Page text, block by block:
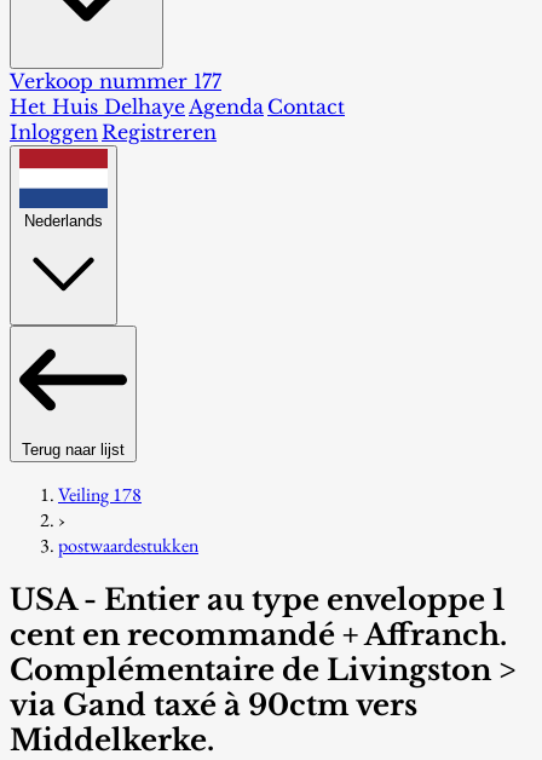
Verkoop nummer 177
Het Huis DelhayeAgenda Contact
InloggenRegistreren
Nederlands
Terug naar lijst
Veiling 178
›
postwaardestukken
USA - Entier au type enveloppe 1
cent en recommandé + Affranch.
Complémentaire de Livingston >
via Gand taxé à 90ctm vers
Middelkerke.